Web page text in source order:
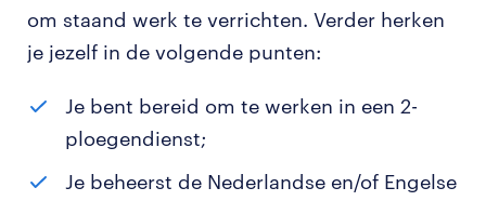
om staand werk te verrichten. Verder herken
je jezelf in de volgende punten:
Je bent bereid om te werken in een 2-
ploegendienst;
Je beheerst de Nederlandse en/of Engelse